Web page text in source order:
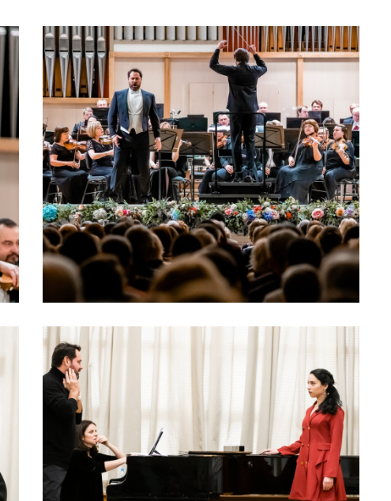
ПАРТНЕРЫ